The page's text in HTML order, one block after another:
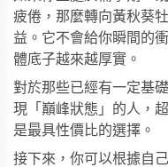
疲倦，那麼轉向黃秋葵
益。它不會給你瞬間的
體底子越來越厚實。
對於那些已經有一定基
現「巔峰狀態」的人，
是最具性價比的選擇。
接下來，你可以根據自